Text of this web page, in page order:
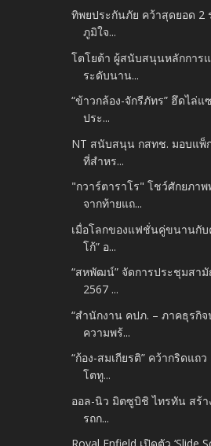
ทิพยประกันภัย คว้าสุดยอด 2
ภูมิใจ...
โตโยต้า ผู้สนับสนุนหลักกา
ระดับนาน...
“ข้าวกล้อง-จักรีภัทร” ฮึดไล่แ
ประ...
NT สนับสนุน กสทช. มอบแพ็
ที่สำหร...
"กวาร์ตาราโร" โชว์ศักยภา
จากท้ายแถ...
เมื่อโลกของแฟชั่นคู่ขนานกับ
โก้” อ...
“สหพัฒน์” จัดการประชุมสา
2567 ...
“สำนักงาน คปภ. – ภาคธุรกิจ
ความพร้...
“ก้อง-สมเกียรติ” คว้ากริดแถ
โตทู...
ออล-นิว มิตซูบิชิ ไทรทัน สร้า
รถก...